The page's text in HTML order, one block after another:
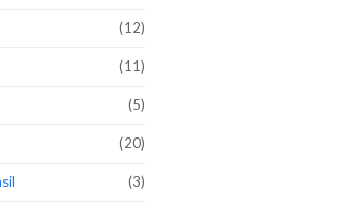
(12)
(11)
(5)
(20)
(3)